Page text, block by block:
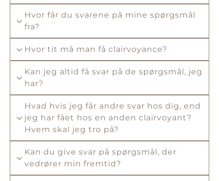
Hvor får du svarene på mine spørgsmål
fra?
Hvor tit må man få clairvoyance?
Kan jeg altid få svar på de spørgsmål, jeg
har?
Hvad hvis jeg får andre svar hos dig, end
jeg har fået hos en anden clairvoyant?
Hvem skal jeg tro på?
Kan du give svar på spørgsmål, der
vedrører min fremtid?